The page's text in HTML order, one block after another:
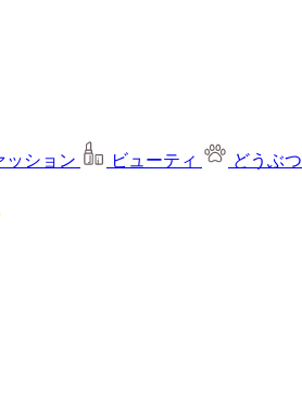
ッション ビューティ どうぶつ